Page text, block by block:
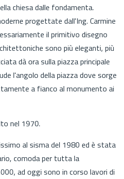
chiesa dalle fondamenta.
progettate dall'Ing. Carmine
il primitivo disegno
sono più eleganti, più
dà ora sulla piazza principale
l'angolo della piazza dove sorge
a fianco al monumento ai
nel 1970.
al sisma del 1980 ed è stata
comoda per tutta la
ad oggi sono in corso lavori di